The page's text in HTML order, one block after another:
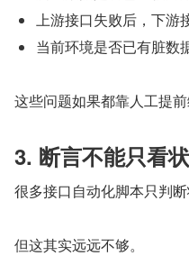
上游接口失败后，下游
当前环境是否已有脏数
这些问题如果都靠人工提
3. 断言不能只看
很多接口自动化脚本只判断
但这其实远远不够。